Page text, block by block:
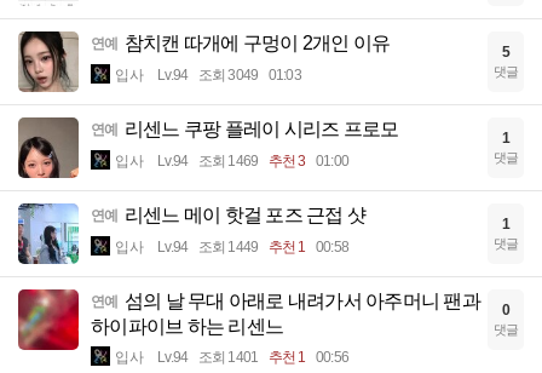
연예 참치캔 따개에 구멍이 2개인 이유
입사 Lv.94 조회 3049 01:03
5
댓글
연예 리센느 쿠팡 플레이 시리즈 프로모
입사 Lv.94 조회 1469 추천 3 01:00
1
댓글
연예 리센느 메이 핫걸 포즈 근접 샷
입사 Lv.94 조회 1449 추천 1 00:58
1
댓글
연예
섬의 날 무대 아래로 내려가서 아주머니 팬과
하이파이브 하는 리센느
입사 Lv.94 조회 1401 추천 1 00:56
0
댓글